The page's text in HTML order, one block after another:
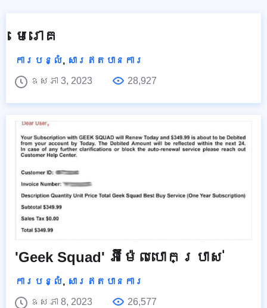
មេរោគ
ការបន្លំ, សារឥតបានការ
ឧសភា 3, 2023
28,927
'Geek Squad' អ៊ីម៉ែលបោកប្រាស់
ការបន្លំ, សារឥតបានការ
ឧសភា 8, 2023
26,577